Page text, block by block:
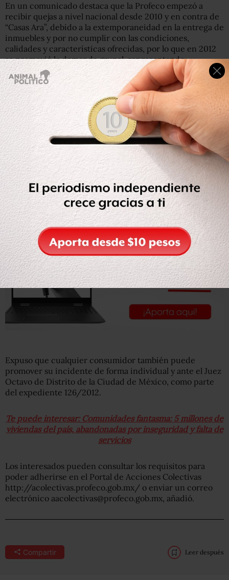
En un comunicado destaca que la Profeco empezó a
recibir quejas a nivel nacional desde 2010 y en contra de
“Casas Ara”, debido a la extemporaneidad en la entrega de
inmuebles y por no cumplir con las condiciones,
calidades y características ofrecidas, por lo que en 2012
se promovió la demanda grupal, representando
inicialmente a 43 clientes.
Lee: ¿Tienes una deuda con el Infonavit? El gobierno
presenta un plan para créditos impagables
Por ello, Sheffield Padilla exhortó a los consumidores
afectados desde 2010 y a la fecha, a sumarse a los
beneficios de la acción grupal para representar sus
derechos ante la autoridad judicial, a través de la
dependencia.
Expuso que cualquier consumidor también puede
promover su incidente de forma individual y ante el Juez
Octavo de Distrito de la Ciudad de México, como parte
del expediente 126/2012.
Te puede interesar: Comunidades fantasma: 5 millones de
viviendas del país, abandonadas por inseguridad y falta de
servicios
Los interesados pueden consultar los requisitos para
poder adherirse en el Portal de Acciones Colectivas
http://acolectivas.profeco.gob.mx/ o enviar un correo
electrónico aacolectivas@profeco.gob.mx , añadió.
Compartir Leer después